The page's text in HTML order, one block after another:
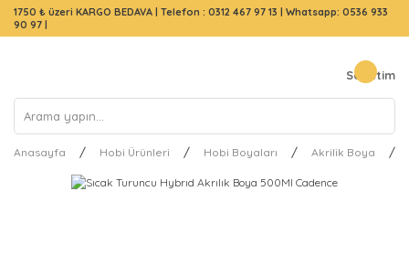
1750 ₺ üzeri KARGO BEDAVA | Telefon : 0312 467 97 13 | Whatsapp: 0536 933
90 97 |
Sepetim
Anasayfa Hobi Ürünleri Hobi Boyaları Akrilik Boya